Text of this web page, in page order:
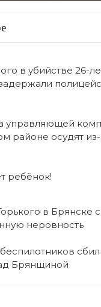
в убийстве 26-
управляющей
районе осудят
ребёнок!
в Брянске
неровность
Брянщиной